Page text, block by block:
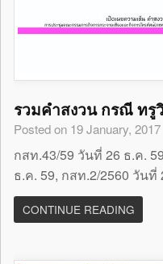
รวมคำสงวน กรณี ทรู
Posted on 19 January, 2017
กสท.43/59 วันที่ 26 ธ.ค.
ธ.ค. 59, กสท.2/2560 วันที่
CONTINUE READING